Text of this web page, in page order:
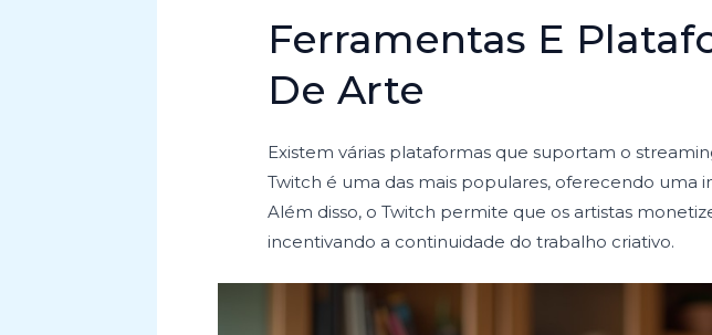
Ferramentas E
De Arte
Existem várias plataformas que suportam o
Twitch é uma das mais populares, oferecendo uma
Além disso, o Twitch permite que os artistas
incentivando a continuidade do trabalho criativo.